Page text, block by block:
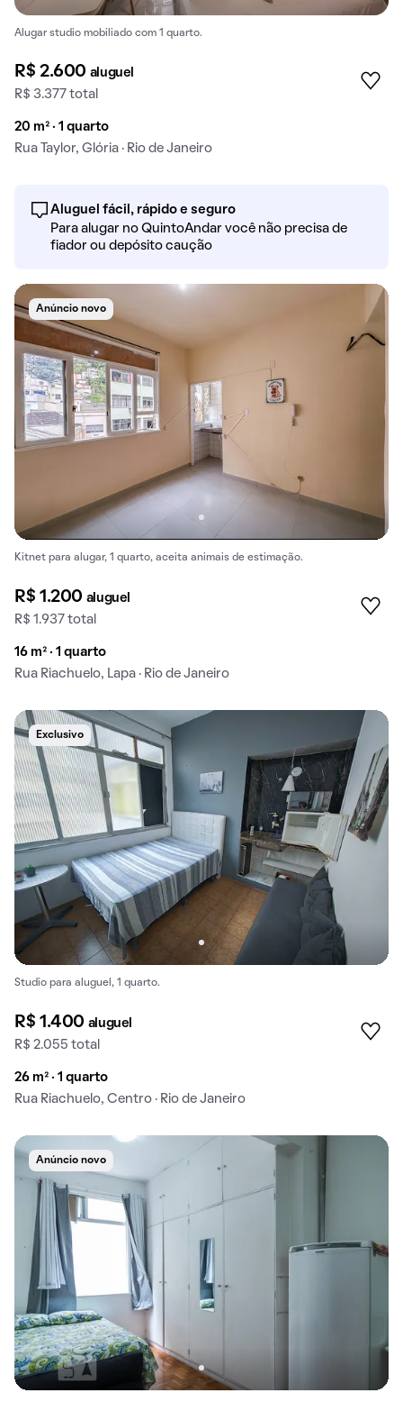
Alugar studio mobiliado com 1 quarto.
R$ 2.600 aluguel
R$ 3.377 total
20 m² · 1 quarto
Rua Taylor, Glória · Rio de Janeiro
Aluguel fácil, rápido e seguro
Para alugar no QuintoAndar você não precisa de
fiador ou depósito caução
Anúncio novo
Kitnet para alugar, 1 quarto, aceita animais de estimação.
R$ 1.200 aluguel
R$ 1.937 total
16 m² · 1 quarto
Rua Riachuelo, Lapa · Rio de Janeiro
Exclusivo
Studio para aluguel, 1 quarto.
R$ 1.400 aluguel
R$ 2.055 total
26 m² · 1 quarto
Rua Riachuelo, Centro · Rio de Janeiro
Anúncio novo